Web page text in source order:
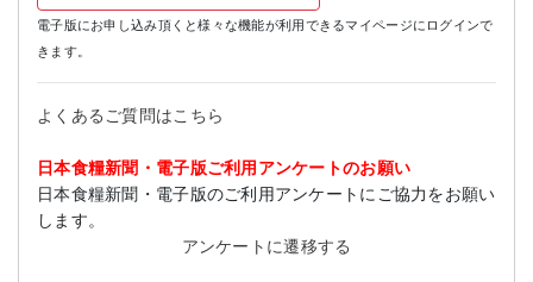
電子版にお申し込み頂くと様々な機能が利用できるマイページにログインで
きます。
よくあるご質問はこちら
日本食糧新聞・電子版ご利用アンケートのお願い
日本食糧新聞・電子版のご利用アンケートにご協力をお願い
します。
アンケートに遷移する